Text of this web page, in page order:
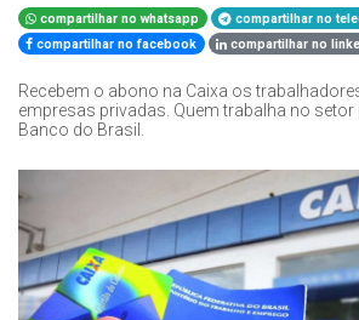
compartilhar no whatsapp
compartilhar no
compartilhar no facebook
compartilhar no
Recebem o abono na Caixa os
empresas privadas. Quem trabalha no setor
Banco do Brasil.